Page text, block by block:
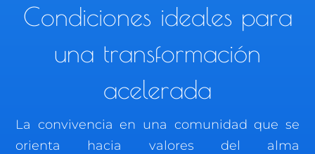
Condiciones ideales para
una transformación
acelerada
La convivencia en una comunidad que se
orienta hacia valores del alma